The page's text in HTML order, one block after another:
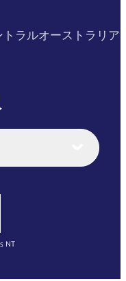
ラルオーストラリア
繁體中文
NT